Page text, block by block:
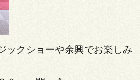
ックショーや余興でお楽しみ